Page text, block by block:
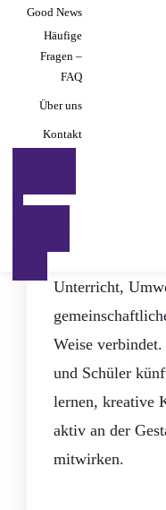
Good News
Häufige
Fragen –
FAQ
Über uns
Kontakt
Gymnasium am
Unterricht,
Weise
und Schüler
lernen, kreative
aktiv an der
mitwirken.